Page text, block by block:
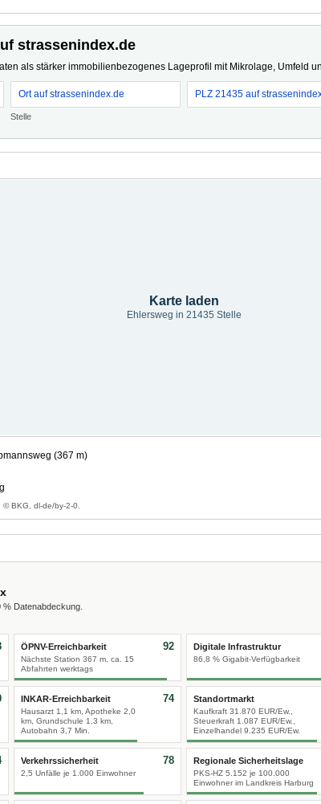
strassenindex.de
als stärker immobilienbezogenes Lageprofil mit Mikrolage, Umfeld
Ort auf strassenindex.de
Stelle
PLZ 21435 auf
Karte laden
Ehlersweg in 21435 Stelle
(367 m)
© BKG, dl-de/by-2-0.
Datenabdeckung.
ÖPNV-Erreichbarkeit
Nächste Station 367 m, ca. 15
Abfahrten werktags
92 Digitale Infrastruktur
86,8 % Gigabit-Verfügbarkeit
INKAR-Erreichbarkeit
Hausarzt 1,1 km, Apotheke 2,0
km, Grundschule 1,3 km,
Autobahn 3,7 Min.
74 Standortmarkt
Kaufkraft 31.870 EUR/Ew.,
Steuerkraft 1.087 EUR/Ew.,
Einzelhandel 9.235 EUR/Ew.
Verkehrssicherheit
2,5 Unfälle je 1.000 Einwohner
78 Regionale Sicherheitslage
PKS-HZ 5.152 je 100.000
Einwohner im Landkreis Harburg